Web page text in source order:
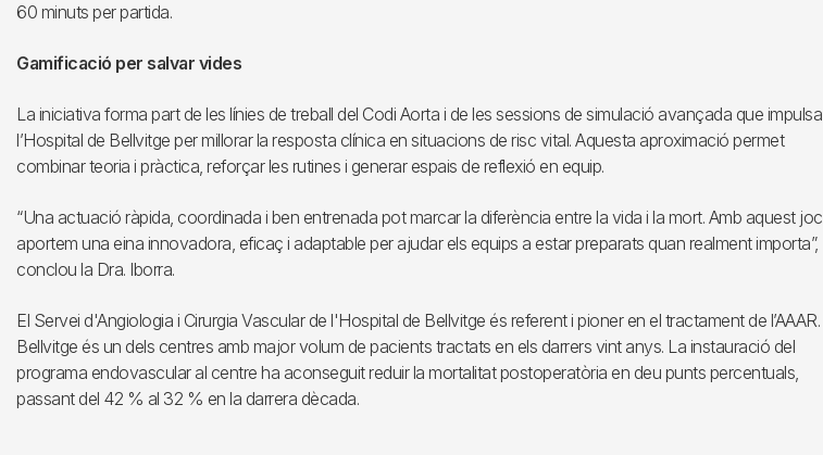
60 minuts per partida.
Gamificació per salvar vides
La iniciativa forma part de les línies de treball del Codi Aorta i de les sessions de simulació avançada que impulsa
l’Hospital de Bellvitge per millorar la resposta clínica en situacions de risc vital. Aquesta aproximació permet
combinar teoria i pràctica, reforçar les rutines i generar espais de reflexió en equip.
“Una actuació ràpida, coordinada i ben entrenada pot marcar la diferència entre la vida i la mort. Amb aquest joc
aportem una eina innovadora, eficaç i adaptable per ajudar els equips a estar preparats quan realment importa”,
conclou la Dra. Iborra.
El Servei d'Angiologia i Cirurgia Vascular de l'Hospital de Bellvitge és referent i pioner en el tractament de l’AAAR.
Bellvitge és un dels centres amb major volum de pacients tractats en els darrers vint anys. La instauració del
programa endovascular al centre ha aconseguit reduir la mortalitat postoperatòria en deu punts percentuals,
passant del 42 % al 32 % en la darrera dècada.